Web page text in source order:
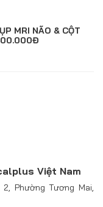
MRI NÃO & CỘT
Việt Nam
Phường Tương Mai,